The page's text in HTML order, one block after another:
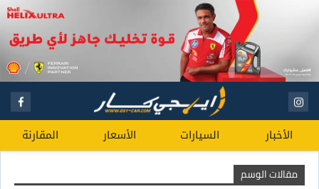
الأخبار السيارات الأسعار المقارنة
مقالات الوسم